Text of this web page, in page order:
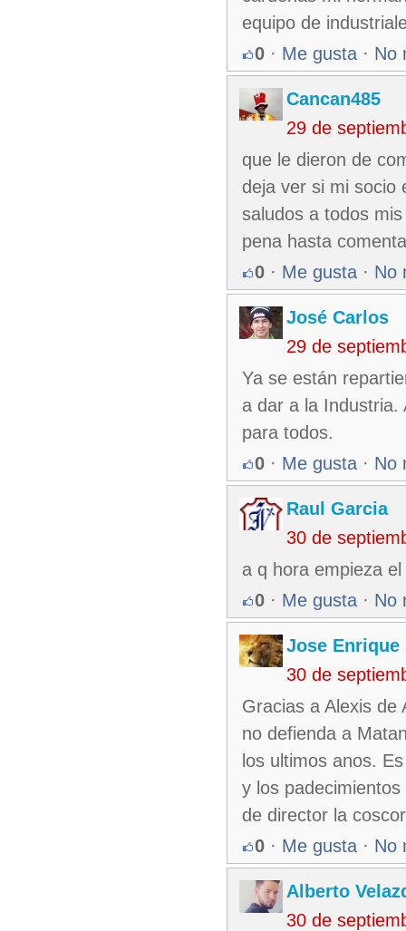
equipo de
0 · Me gusta · No
Cancan485
29 de
que le dieron de
deja ver si mi socio
saludos a todos
pena hasta
0 · Me gusta · No
José Carlos
29 de
Ya se están
a dar a la Industria.
para todos.
0 · Me gusta · No
Raul Garcia
30 de
a q hora empieza
0 · Me gusta · No
Jose Enrique
30 de
Gracias a Alexis
no defienda a
los ultimos anos.
y los
de director la
0 · Me gusta · No
Alberto
30 de